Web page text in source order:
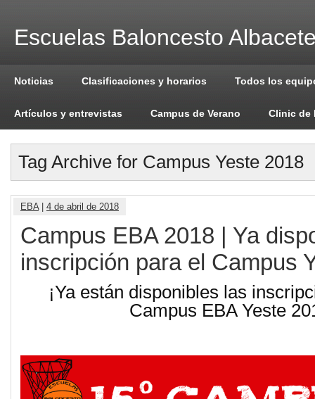
Escuelas Baloncesto
Noticias Clasificaciones y horarios Todos los
Artículos y entrevistas Campus de Verano Clinic de
Tag Archive for Campus Yeste 2018
EBA| 4 de abril de 2018
Campus EBA 2018 | Ya
inscripción para el Campus
¡Ya están disponibles las
Campus EBA Yeste